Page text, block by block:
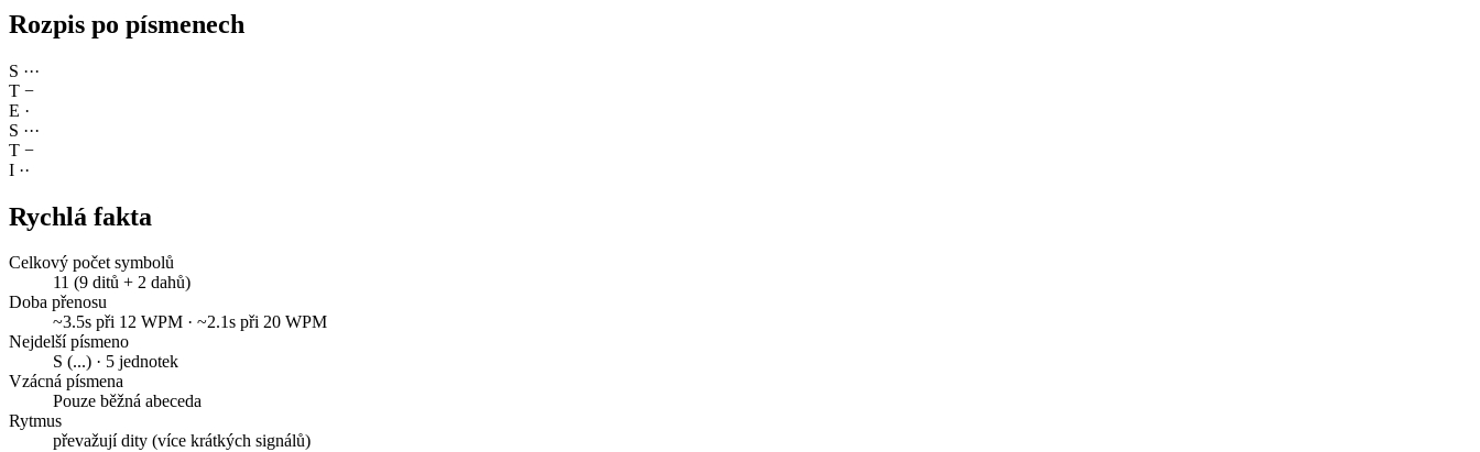
Rozpis po písmenech
S ···
T −
E ·
S ···
T −
I ··
Rychlá fakta
Celkový počet symbolů
11 (9 ditů + 2 dahů)
Doba přenosu
~3.5s při 12 WPM · ~2.1s při 20 WPM
Nejdelší písmeno
S (...) · 5 jednotek
Vzácná písmena
Pouze běžná abeceda
Rytmus
převažují dity (více krátkých signálů)